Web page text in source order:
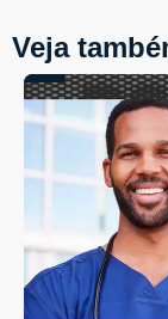
Veja